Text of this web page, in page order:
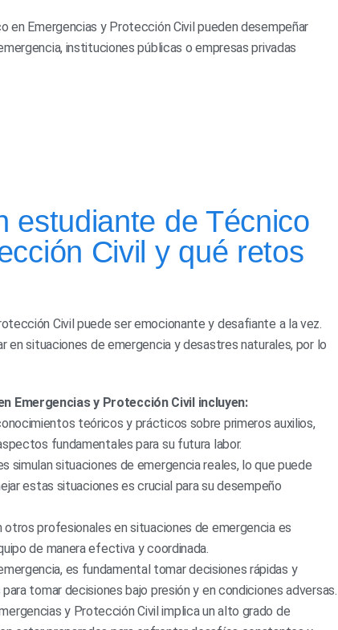
en Emergencias y Protección Civil pueden desempeñar
instituciones públicas o empresas privadas
estudiante de Técnico
Civil y qué retos
Civil puede ser emocionante y desafiante a la vez.
situaciones de emergencia y desastres naturales, por lo
Emergencias y Protección Civil incluyen:
teóricos y prácticos sobre primeros auxilios,
fundamentales para su futura labor.
simulan situaciones de emergencia reales, lo que puede
estas situaciones es crucial para su desempeño
otros profesionales en situaciones de emergencia es
de manera efectiva y coordinada.
es fundamental tomar decisiones rápidas y
tomar decisiones bajo presión y en condiciones adversas.
y Protección Civil implica un alto grado de